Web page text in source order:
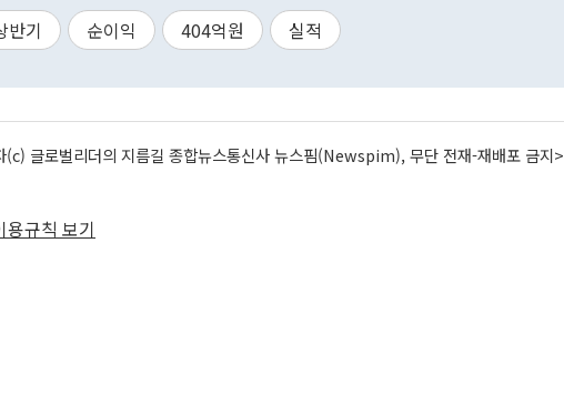
반기 순이익 404억원 실적
(c) 글로벌리더의 지름길 종합뉴스통신사 뉴스핌(Newspim), 무단 전재-재배포 금지>
용규칙 보기